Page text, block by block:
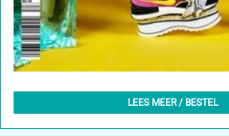
DAMN° 83 – AUTUMN 2022
LEES MEER / BESTEL